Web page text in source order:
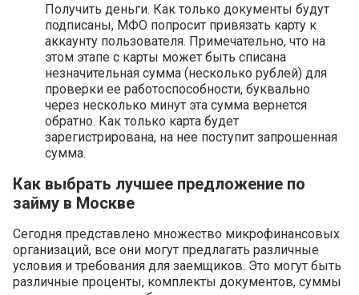
Получить деньги. Как только документы будут
подписаны, МФО попросит привязать карту к
аккаунту пользователя. Примечательно, что на
этом этапе с карты может быть списана
незначительная сумма (несколько рублей) для
проверки ее работоспособности, буквально
через несколько минут эта сумма вернется
обратно. Как только карта будет
зарегистрирована, на нее поступит запрошенная
сумма.
Как выбрать лучшее предложение по
займу в Москве
Сегодня представлено множество микрофинансовых
организаций, все они могут предлагать различные
условия и требования для заемщиков. Это могут быть
различные проценты, комплекты документов, суммы